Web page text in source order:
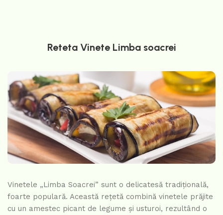
Reteta Vinete Limba soacrei
Vinetele „Limba Soacrei” sunt o delicatesă tradițională,
foarte populară. Această rețetă combină vinetele prăjite
cu un amestec picant de legume și usturoi, rezultând o